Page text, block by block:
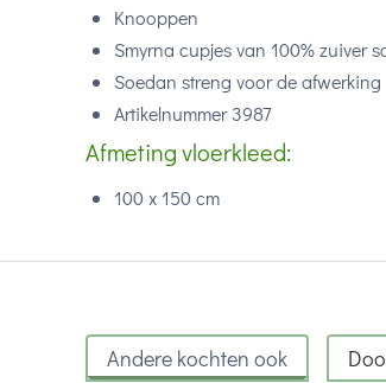
Knooppen
Smyrna cupjes van 100% zuiver
Soedan streng voor de afwerking
Artikelnummer 3987
Afmeting vloerkleed:
100 x 150 cm
Andere kochten ook